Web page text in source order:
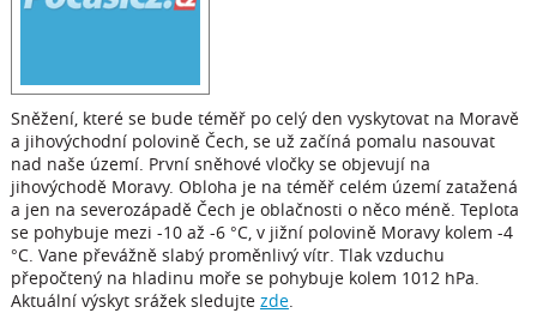
Sněžení, které se bude téměř po celý den vyskytovat na Moravě
a jihovýchodní polovině Čech, se už začíná pomalu nasouvat
nad naše území. První sněhové vločky se objevují na
jihovýchodě Moravy. Obloha je na téměř celém území zatažená
a jen na severozápadě Čech je oblačnosti o něco méně. Teplota
se pohybuje mezi -10 až -6 °C, v jižní polovině Moravy kolem -4
°C. Vane převážně slabý proměnlivý vítr. Tlak vzduchu
přepočtený na hladinu moře se pohybuje kolem 1012 hPa.
Aktuální výskyt srážek sledujte zde.